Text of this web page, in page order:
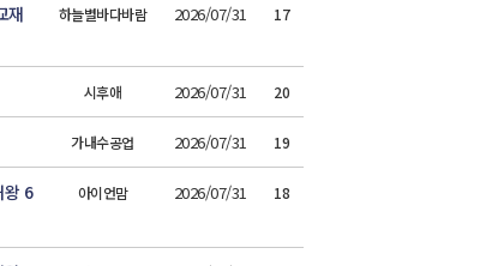
재 하늘별바다바람 2026/07/31 17
시후애 2026/07/31 20
가내수공업 2026/07/31 19
왕 6
아이언맘 2026/07/31 18